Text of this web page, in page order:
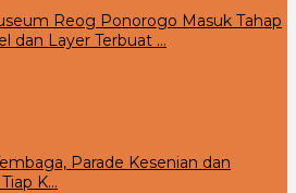
Reog Ponorogo Masuk Tahap
dan Layer Terbuat …
Parade Kesenian dan
K…